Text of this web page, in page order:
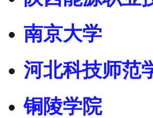
南京大学
河北科技师范
铜陵学院